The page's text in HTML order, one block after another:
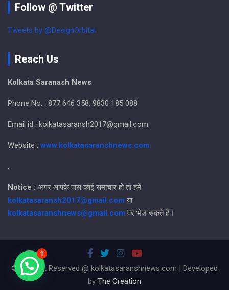
Follow @ Twitter
Tweets by @DesignOrbital
Reach Us
Kolkata Saranash News
Phone No. : 877 646 358, 9830 185 088
Email id : kolkatasaransh2017@gmail.com
Website : www.kolkatasaranshnews.com
.
Notice : अगर आपके पास कोई समाचार हो तो हमें
kolkatasaransh2017@gmail.com या
kolkatasaranshnews@gmail.com पर भेज सकते हैं।
© All Right Reserved @ kolkatasaranshnews.com | Developed
by The Creation
1